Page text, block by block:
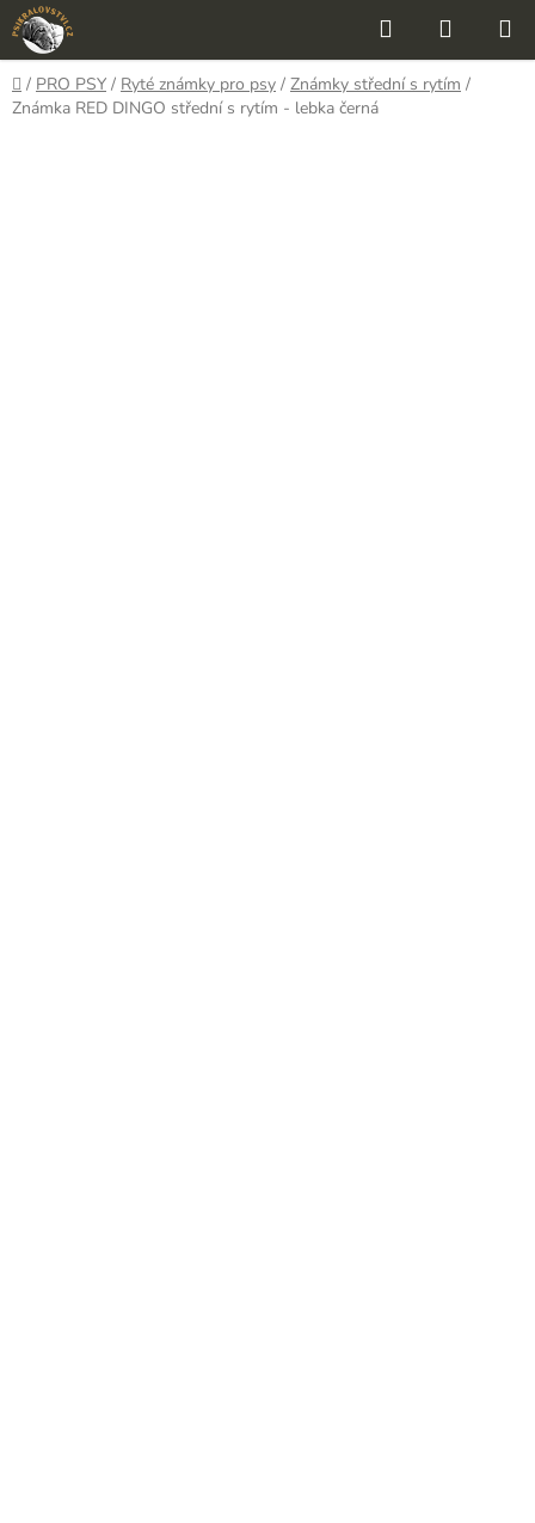
Přejít
na
obsah
Hledat
KOŠÍK
Domů
/ PRO PSY / Ryté známky pro psy / Známky střední s rytím /
Známka RED DINGO střední s rytím - lebka černá